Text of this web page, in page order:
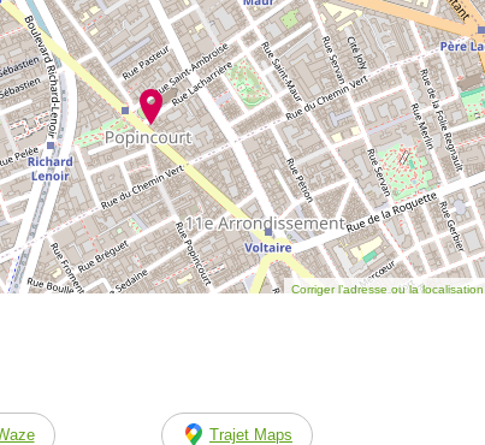
Corriger l’adresse ou la localisation
Trajet Maps